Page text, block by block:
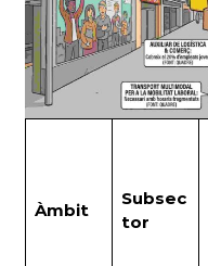
Àmbit
Subsec
tor